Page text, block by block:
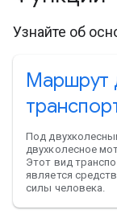
Узнайте об
Маршрут
Под
двухколесное
Этот вид
является
силы человека.